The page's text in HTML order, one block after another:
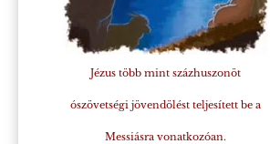
Jézus több mint százhuszonöt
ószövetségi jövendölést teljesített be a
Messiásra vonatkozóan.